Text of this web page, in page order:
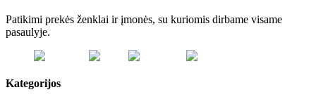
Patikimi prekės ženklai ir įmonės, su kuriomis dirbame visame
pasaulyje.
Kategorijos